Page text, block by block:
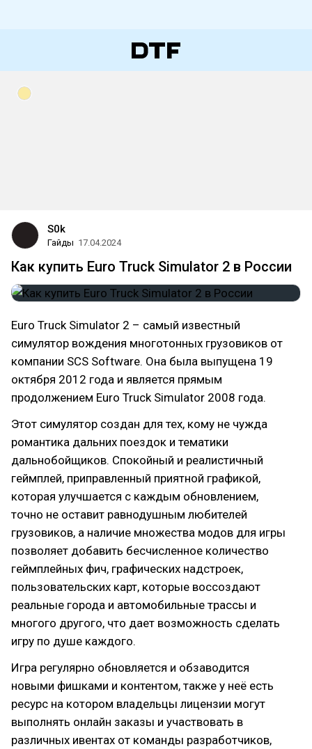
S0k
Гайды 17.04.2024
Как купить Euro Truck Simulator 2 в России
Euro Truck Simulator 2 – самый известный
симулятор вождения многотонных грузовиков от
компании SCS Software. Она была выпущена 19
октября 2012 года и является прямым
продолжением Euro Truck Simulator 2008 года.
Этот симулятор создан для тех, кому не чужда
романтика дальних поездок и тематики
дальнобойщиков. Спокойный и реалистичный
геймплей, приправленный приятной графикой,
которая улучшается с каждым обновлением,
точно не оставит равнодушным любителей
грузовиков, а наличие множества модов для игры
позволяет добавить бесчисленное количество
геймплейных фич, графических надстроек,
пользовательских карт, которые воссоздают
реальные города и автомобильные трассы и
многого другого, что дает возможность сделать
игру по душе каждого.
Игра регулярно обновляется и обзаводится
новыми фишками и контентом, также у неё есть
ресурс на котором владельцы лицензии могут
выполнять онлайн заказы и участвовать в
различных ивентах от команды разработчиков,